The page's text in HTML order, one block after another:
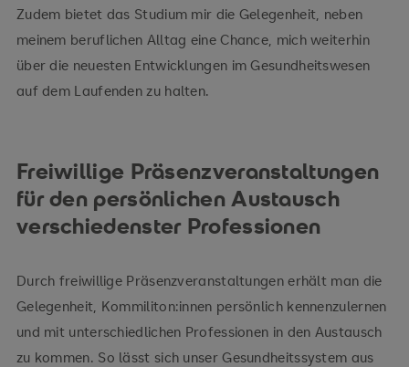
Zudem bietet das Studium mir die Gelegenheit, neben
meinem beruflichen Alltag eine Chance, mich weiterhin
über die neuesten Entwicklungen im Gesundheitswesen
auf dem Laufenden zu halten.
Freiwillige Präsenzveranstaltungen
für den persönlichen Austausch
verschiedenster Professionen
Durch freiwillige Präsenzveranstaltungen erhält man die
Gelegenheit, Kommiliton:innen persönlich kennenzulernen
und mit unterschiedlichen Professionen in den Austausch
zu kommen. So lässt sich unser Gesundheitssystem aus